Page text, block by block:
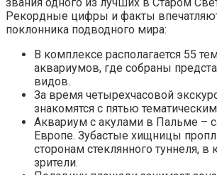
Рекордные цифры и факты
поклонника подводного мира:
В комплексе располагается 55
аквариумов, где собраны
видов.
За время четырехчасовой
знакомятся с пятью
Аквариум с акулами в Пальме –
Европе. Зубастые хищницы
сторонам стеклянного туннеля, в
зрители.